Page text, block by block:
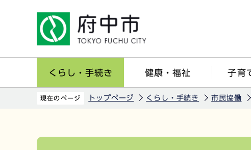
くらし・手続き 健康・福祉 子育
現在のページ トップページ くらし・手続き 市民協働